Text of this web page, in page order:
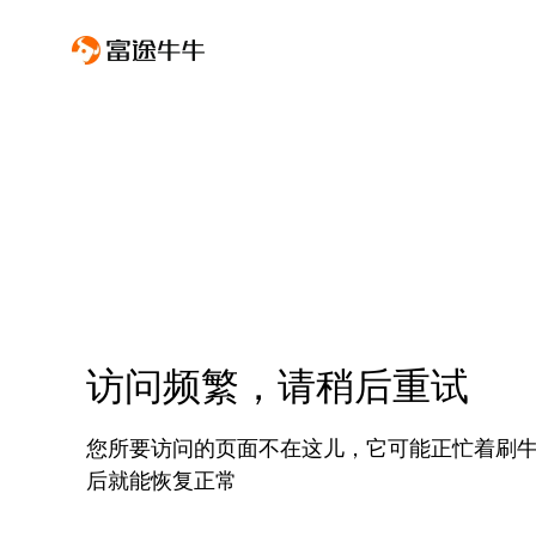
访问频繁，请稍后重试
您所要访问的页面不在这儿，它可能正忙着刷
后就能恢复正常